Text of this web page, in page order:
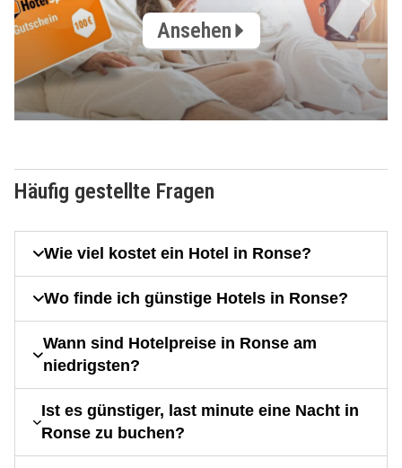
Ansehen
Häufig gestellte Fragen
Wie viel kostet ein Hotel in Ronse?
Wo finde ich günstige Hotels in Ronse?
Wann sind Hotelpreise in Ronse am
niedrigsten?
Ist es günstiger, last minute eine Nacht in
Ronse zu buchen?